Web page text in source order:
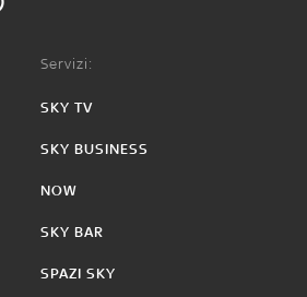
Servizi:
SKY TV
SKY BUSINESS
NOW
SKY BAR
SPAZI SKY